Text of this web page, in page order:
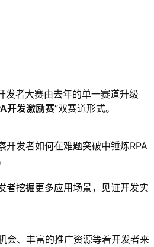
发者大赛由去年的单一赛道升级
开发激励赛”双赛道形式。
开发者如何在难题突破中锤炼RPA
者挖掘更多应用场景，见证开发实
会、丰富的推广资源等着开发者来